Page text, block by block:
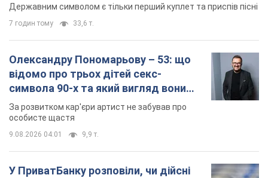
Державним символом є тільки перший куплет та приспів пісні
7 годин тому 33,6 т.
Олександру Пономарьову – 53: що
відомо про трьох дітей секс-
символа 90-х та який вигляд вони
мають
За розвитком кар'єри артист не забував про
особисте щастя
9.08.2026 04:01 9,9 т.
У ПриватБанку розповіли, чи дійсні